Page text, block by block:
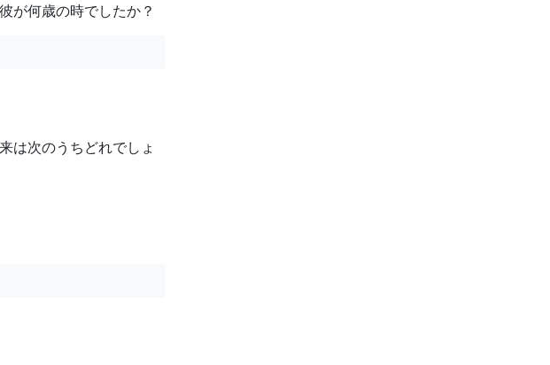
が何歳の時でしたか？
は次のうちどれでしょ